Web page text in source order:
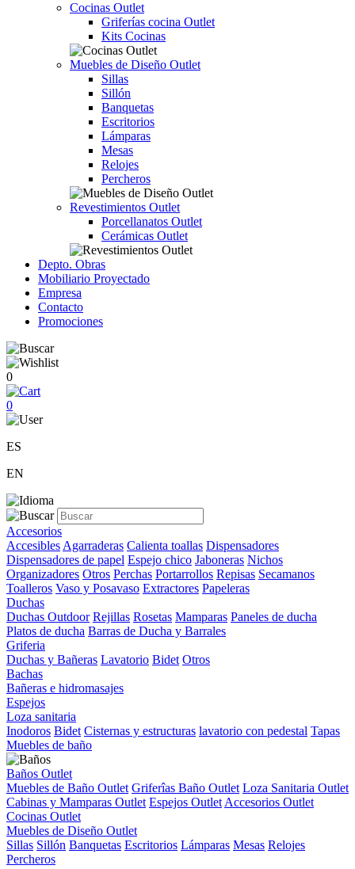
Cocinas Outlet
Griferías cocina Outlet
Kits Cocinas
Muebles de Diseño Outlet
Sillas
Sillón
Banquetas
Escritorios
Lámparas
Mesas
Relojes
Percheros
Revestimientos Outlet
Porcellanatos Outlet
Cerámicas Outlet
Depto. Obras
Mobiliario Proyectado
Empresa
Contacto
Promociones
0
0
ES
EN
Accesorios
Accesibles Agarraderas Calienta toallas Dispensadores
Dispensadores de papel Espejo chico Jaboneras Nichos
Organizadores Otros Perchas Portarrollos Repisas Secamanos
Toalleros Vaso y Posavaso Extractores Papeleras
Duchas
Duchas Outdoor Rejillas Rosetas Mamparas Paneles de ducha
Platos de ducha Barras de Ducha y Barrales
Griferia
Duchas y Bañeras Lavatorio Bidet Otros
Bachas
Bañeras e hidromasajes
Espejos
Loza sanitaria
Inodoros Bidet Cisternas y estructuras lavatorio con pedestal Tapas
Muebles de baño
Baños Outlet
Muebles de Baño Outlet Griferîas Baño Outlet Loza Sanitaria Outlet
Cabinas y Mamparas Outlet Espejos Outlet Accesorios Outlet
Cocinas Outlet
Muebles de Diseño Outlet
Sillas Sillón Banquetas Escritorios Lámparas Mesas Relojes
Percheros